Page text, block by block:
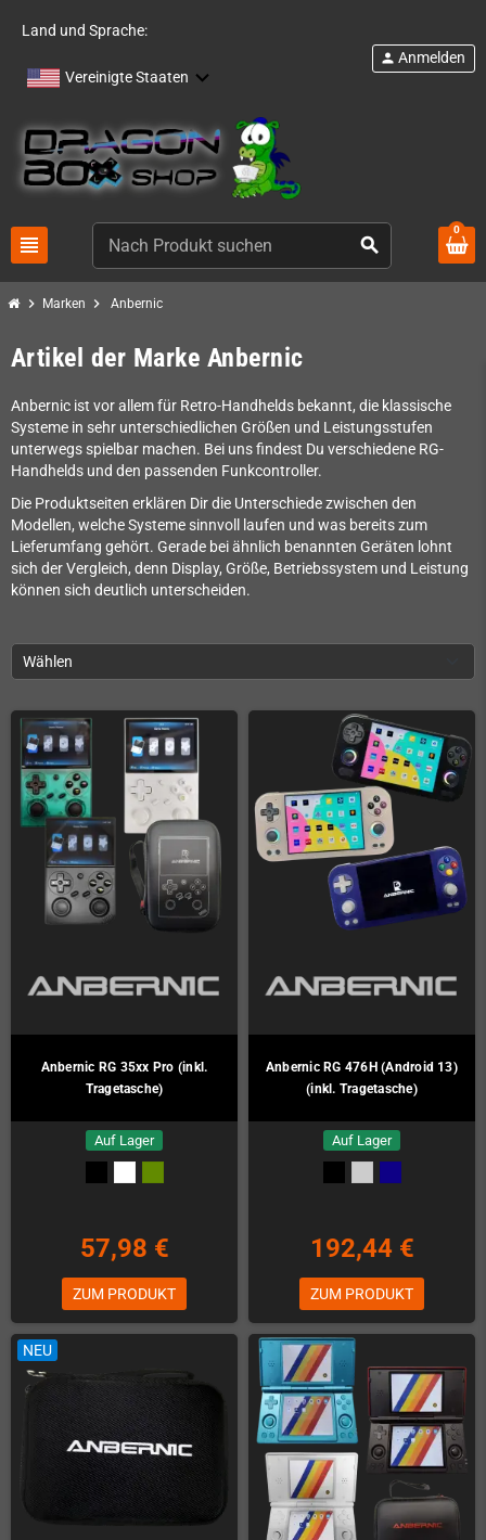
Land und Sprache:
Vereinigte Staaten
view_headline search
person Anmelden
0
chevron_right Marken chevron_right Anbernic
Artikel der Marke Anbernic
Anbernic ist vor allem für Retro-Handhelds bekannt, die klassische
Systeme in sehr unterschiedlichen Größen und Leistungsstufen
unterwegs spielbar machen. Bei uns findest Du verschiedene RG-
Handhelds und den passenden Funkcontroller.
Die Produktseiten erklären Dir die Unterschiede zwischen den
Modellen, welche Systeme sinnvoll laufen und was bereits zum
Lieferumfang gehört. Gerade bei ähnlich benannten Geräten lohnt
sich der Vergleich, denn Display, Größe, Betriebssystem und Leistung
können sich deutlich unterscheiden.
Wählen
Anbernic RG 35xx Pro (inkl.
Tragetasche)
Auf Lager
57,98 €
ZUM PRODUKT
Anbernic RG 476H (Android 13)
(inkl. Tragetasche)
Auf Lager
192,44 €
ZUM PRODUKT
NEU